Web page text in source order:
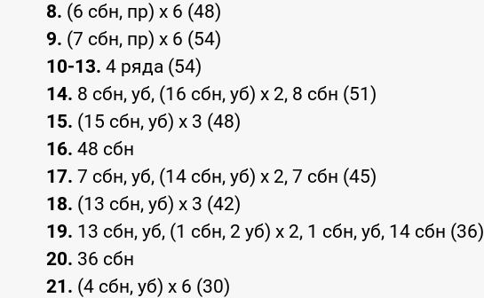
8. (6 сбн, пр) x 6 (48)
9. (7 сбн, пр) x 6 (54)
10-13. 4 ряда (54)
14. 8 сбн, уб, (16 сбн, уб) x 2, 8 сбн (51)
15. (15 сбн, уб) x 3 (48)
16. 48 сбн
17. 7 сбн, уб, (14 сбн, уб) x 2, 7 сбн (45)
18. (13 сбн, уб) x 3 (42)
19. 13 сбн, уб, (1 сбн, 2 уб) x 2, 1 сбн, уб, 14 сбн (36)
20. 36 сбн
21. (4 сбн, уб) x 6 (30)